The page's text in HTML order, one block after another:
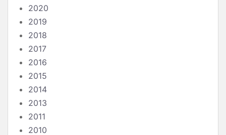
2020
2019
2018
2017
2016
2015
2014
2013
2011
2010